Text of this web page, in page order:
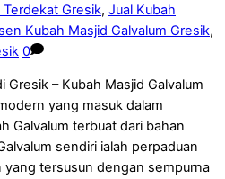
Terdekat Gresik, Jual Kubah
Kubah Masjid Galvalum Gresik,
0
Gresik – Kubah Masjid Galvalum
yang masuk dalam
Galvalum terbuat dari bahan
sendiri ialah perpaduan
yang tersusun dengan sempurna